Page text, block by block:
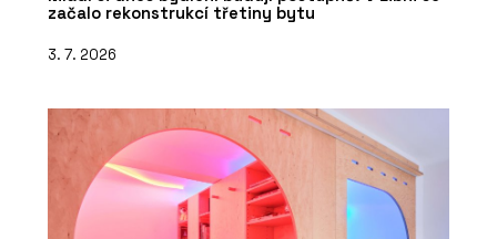
začalo rekonstrukcí třetiny bytu
3. 7. 2026